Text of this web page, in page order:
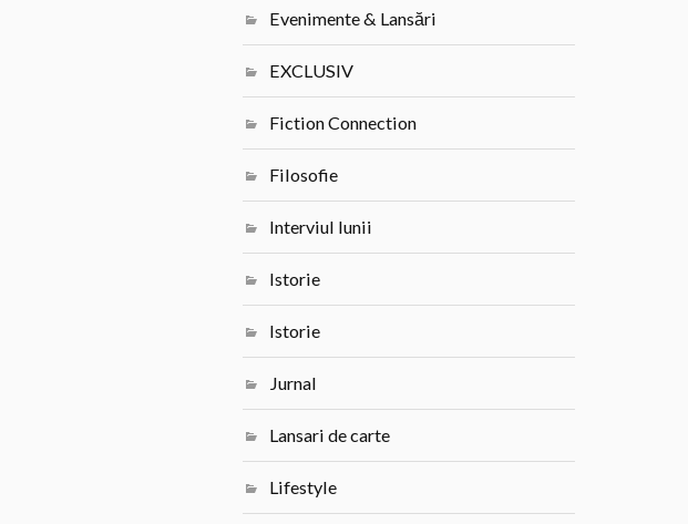
Evenimente & Lansări
EXCLUSIV
Fiction Connection
Filosofie
Interviul lunii
Istorie
Istorie
Jurnal
Lansari de carte
Lifestyle